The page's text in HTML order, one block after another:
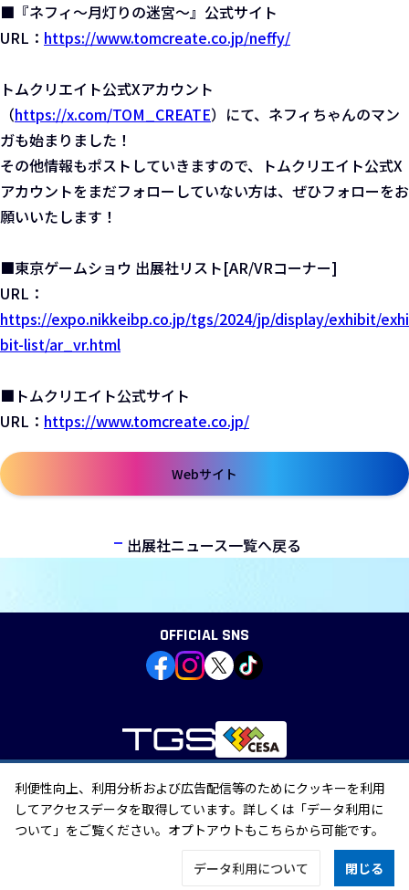
■『ネフィ～月灯りの迷宮～』公式サイト
URL： https://www.tomcreate.co.jp/neffy/
トムクリエイト公式Xアカウント
（https://x.com/TOM_CREATE）にて、ネフィちゃんのマン
ガも始まりました！
その他情報もポストしていきますので、トムクリエイト公式X
アカウントをまだフォローしていない方は、ぜひフォローをお
願いいたします！
■東京ゲームショウ 出展社リスト[AR/VRコーナー]
URL：
https://expo.nikkeibp.co.jp/tgs/2024/jp/display/exhibit/exhi
bit-list/ar_vr.html
■トムクリエイト公式サイト
URL： https://www.tomcreate.co.jp/
Webサイト
新しいウィンドウで開きます
出展社ニュース一覧へ戻る
OFFICIAL SNS
個人情報の取り扱い
外部送信
「特定商取引に関する法律」に基づく表示
©CESA/Nikkei Business Publications, Inc. All rights reserved
利便性向上、利用分析および広告配信等のためにクッキーを利用
してアクセスデータを取得しています。詳しくは「データ利用に
ついて」をご覧ください。オプトアウトもこちらから可能です。
データ利用について 閉じる